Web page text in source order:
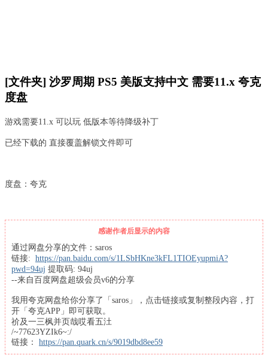
[文件夹] 沙罗周期 PS5 美版支持中文 需要11.x 夸克
度盘
游戏需要11.x 可以玩 低版本等待降级补丁
已经下载的 直接覆盖解锁文件即可
度盘：夸克
感谢作者后显示的内容
通过网盘分享的文件：saros
链接: https://pan.baidu.com/s/1LSbHKne3kFL1TIOEyupmiA?
pwd=94uj 提取码: 94uj
--来自百度网盘超级会员v6的分享
我用夸克网盘给你分享了「saros」，点击链接或复制整段内容，打
开「夸克APP」即可获取。
祄及一三枫并页哉哎看五汢
/~77623YZIk6~:/
链接： https://pan.quark.cn/s/9019dbd8ee59